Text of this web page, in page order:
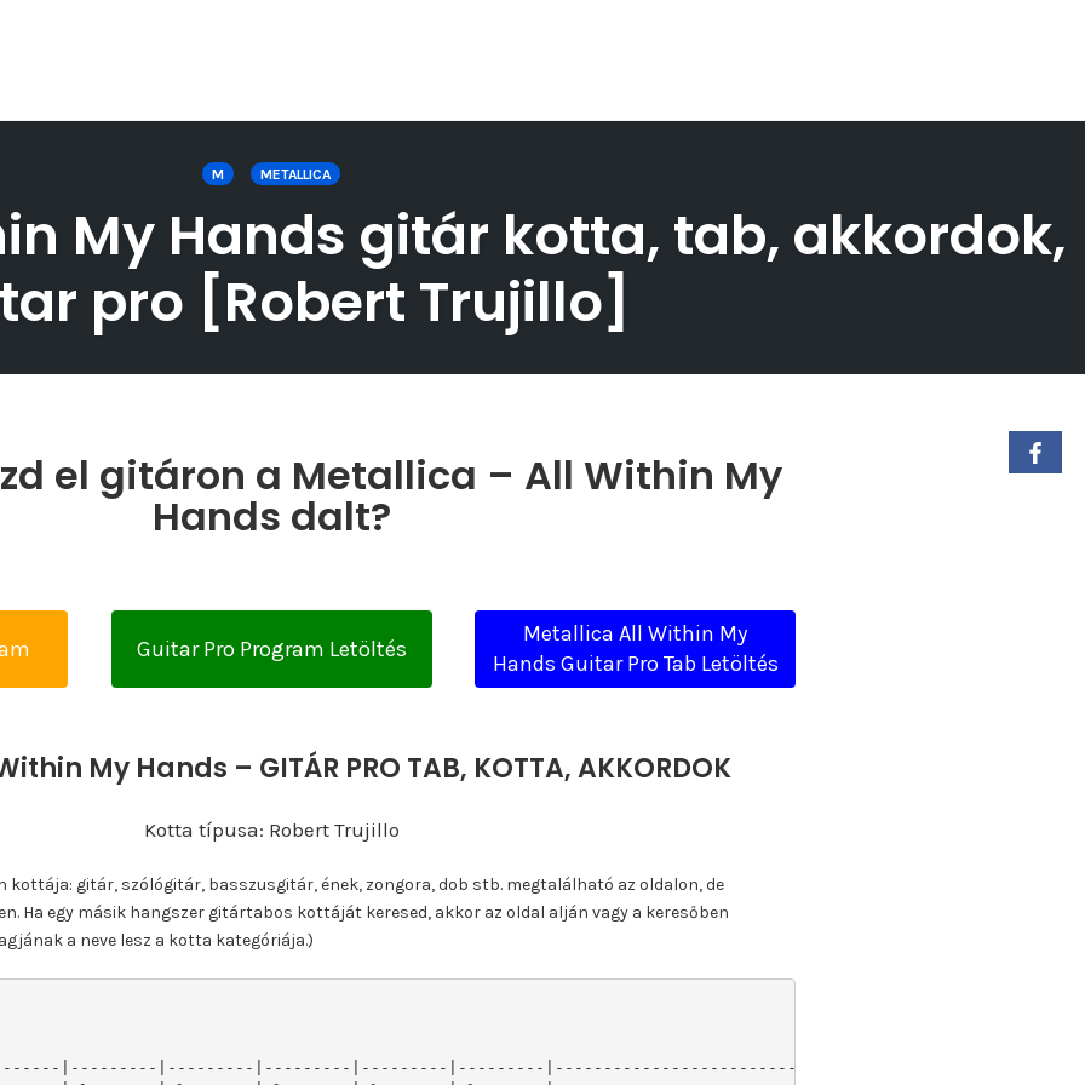
M METALLICA
My Hands gitár kotta, tab, akkordok,
pro [Robert Trujillo]
el gitáron a Metallica – All Within My
Hands dalt?
Guitar Pro Program Letöltés
Metallica All Within My
Hands Guitar Pro Tab Letöltés
My Hands – GITÁR PRO TAB, KOTTA, AKKORDOK
Kotta típusa: Robert Trujillo
kottája: gitár, szólógitár, basszusgitár, ének, zongora, dob stb. megtalálható az oldalon, de
Ha egy másik hangszer gitártabos kottáját keresed, akkor az oldal alján vagy a keresőben
a neve lesz a kotta kategóriája.)